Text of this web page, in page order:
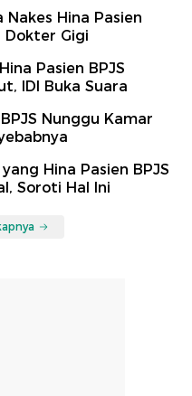
Hina Pasien
Dokter Gigi
Pasien BPJS
IDI Buka Suara
Nunggu Kamar
Hina Pasien BPJS
Soroti Hal Ini